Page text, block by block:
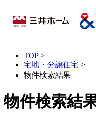
TOP>
宅地・分譲住宅 >
物件検索結果
物件検索結